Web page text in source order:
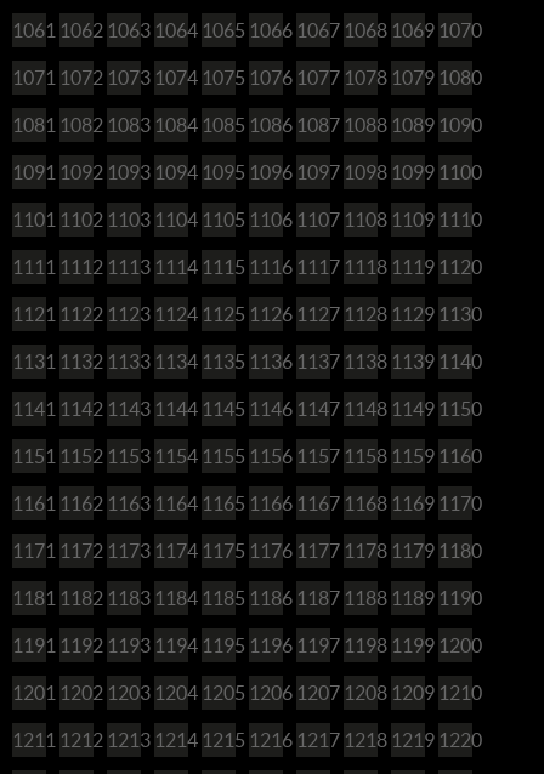
1061 1062 1063 1064 1065 1066 1067 1068 1069 1070
1071 1072 1073 1074 1075 1076 1077 1078 1079 1080
1081 1082 1083 1084 1085 1086 1087 1088 1089 1090
1091 1092 1093 1094 1095 1096 1097 1098 1099 1100
1101 1102 1103 1104 1105 1106 1107 1108 1109 1110
1111 1112 1113 1114 1115 1116 1117 1118 1119 1120
1121 1122 1123 1124 1125 1126 1127 1128 1129 1130
1131 1132 1133 1134 1135 1136 1137 1138 1139 1140
1141 1142 1143 1144 1145 1146 1147 1148 1149 1150
1151 1152 1153 1154 1155 1156 1157 1158 1159 1160
1161 1162 1163 1164 1165 1166 1167 1168 1169 1170
1171 1172 1173 1174 1175 1176 1177 1178 1179 1180
1181 1182 1183 1184 1185 1186 1187 1188 1189 1190
1191 1192 1193 1194 1195 1196 1197 1198 1199 1200
1201 1202 1203 1204 1205 1206 1207 1208 1209 1210
1211 1212 1213 1214 1215 1216 1217 1218 1219 1220